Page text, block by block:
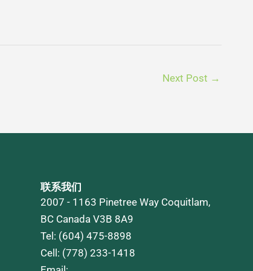
Next Post →
联系我们
2007 - 1163 Pinetree Way Coquitlam,
BC Canada V3B 8A9
Tel: (604) 475-8898
Cell: (778) 233-1418